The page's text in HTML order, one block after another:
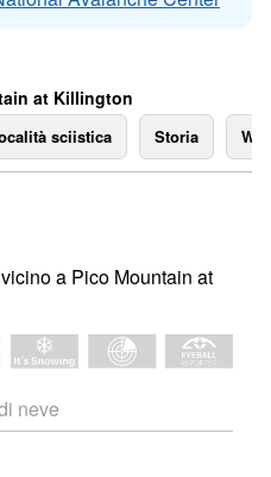
at Killington
sciistica Storia
a Pico Mountain at
neve